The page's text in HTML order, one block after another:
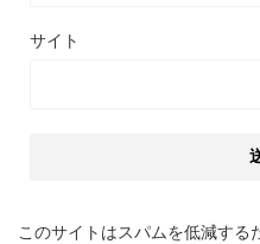
サイト
このサイトはスパムを低減する